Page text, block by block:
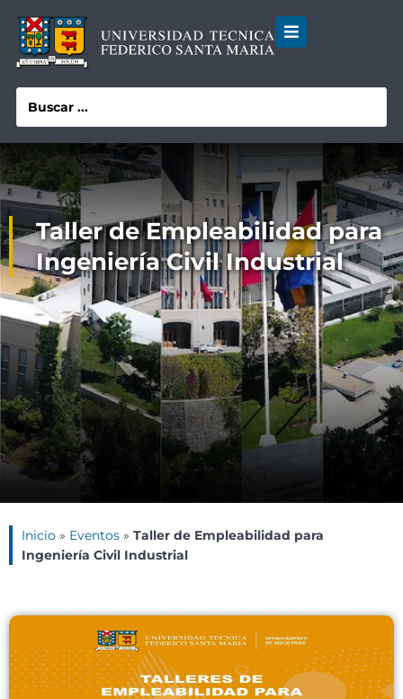
Taller de Empleabilidad para
Ingeniería Civil Industrial
Inicio » Eventos » Taller de Empleabilidad para
Ingeniería Civil Industrial